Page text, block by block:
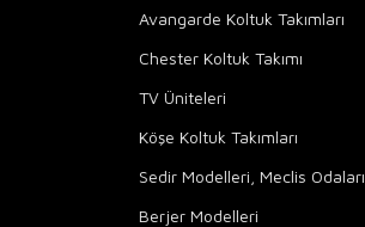
Avangarde Koltuk Takımları
Chester Koltuk Takımı
TV Üniteleri
Köşe Koltuk Takımları
Sedir Modelleri, Meclis Odaları
Berjer Modelleri